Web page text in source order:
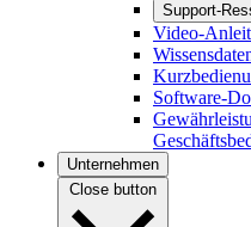
Support-
Video-
Software-
Unternehmen
Close button